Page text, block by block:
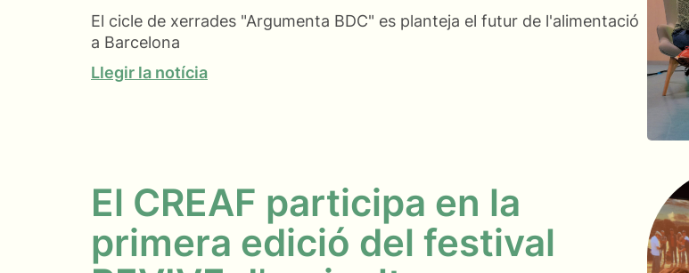
El cicle de xerrades "Argumenta BDC" es planteja el futur de l'alimentació
a Barcelona
Llegir la notícia
El CREAF participa en la
primera edició del festival